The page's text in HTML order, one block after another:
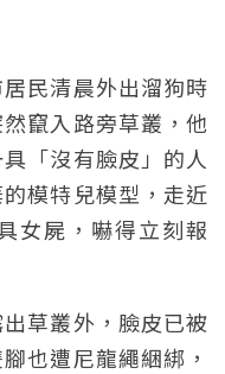
民清晨外出溜狗時
竄入路旁草叢，他
「沒有臉皮」的人
模特兒模型，走近
女屍，嚇得立刻報
草叢外，臉皮已被
也遭尼龍繩綑綁，